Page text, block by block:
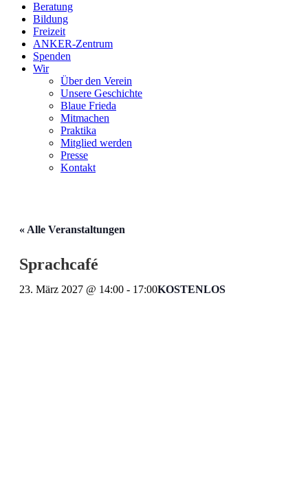
Beratung
Bildung
Freizeit
ANKER-Zentrum
Spenden
Wir
Über den Verein
Unsere Geschichte
Blaue Frieda
Mitmachen
Praktika
Mitglied werden
Presse
Kontakt
« Alle Veranstaltungen
Sprachcafé
23. März 2027 @ 14:00 - 17:00KOSTENLOS